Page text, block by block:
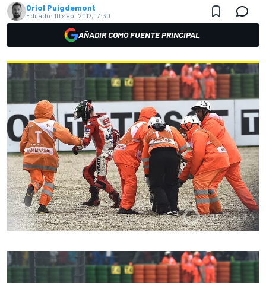
Oriol Puigdemont
Editado: 10 sept 2017, 17:30
AÑADIR COMO FUENTE PRINCIPAL